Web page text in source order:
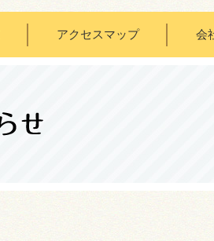
アクセスマップ 会